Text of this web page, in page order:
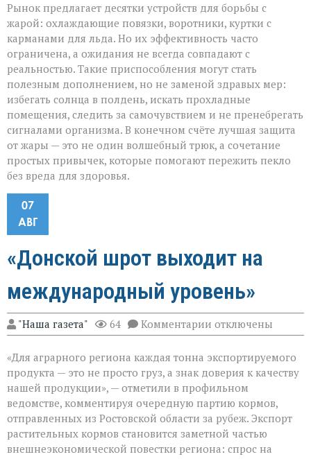
Рынок предлагает десятки устройств для борьбы с
жарой: охлаждающие повязки, воротники, куртки с
карманами для льда. Но их эффективность часто
ограничена, а ожидания не всегда совпадают с
реальностью. Такие приспособления могут стать
полезным дополнением, но не заменой здравых мер:
избегать солнца в полдень, искать прохладные
помещения, следить за самочувствием и не пренебрегать
сигналами организма. В конечном счёте лучшая защита
от жары — это не один волшебный трюк, а сочетание
простых привычек, которые помогают пережить пекло
без вреда для здоровья.
07
АВГ
«Донской шрот выходит на
международный уровень»
"Наша газета" 64 Комментарии к
записи
шрот
выходит
международный
уровень»
отключены
«Для аграрного региона каждая тонна экспортируемого
продукта — это не просто груз, а знак доверия к качеству
нашей продукции», — отметили в профильном
ведомстве, комментируя очередную партию кормов,
отправленных из Ростовской области за рубеж. Экспорт
растительных кормов становится заметной частью
внешнеэкономической повестки региона: спрос на